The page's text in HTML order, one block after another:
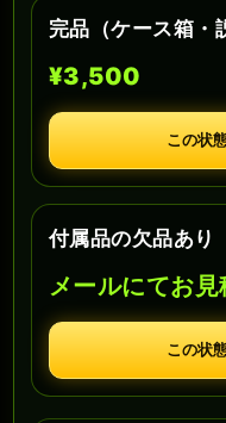
完品（ケース箱・
¥3,500
この状
付属品の欠品あり
メールにてお見
この状